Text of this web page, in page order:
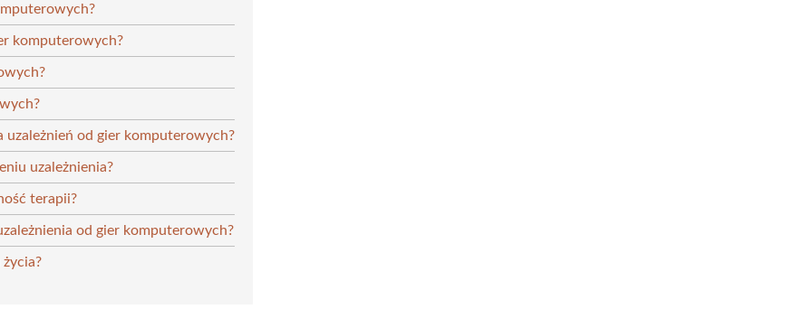
komputerowych?
uzależnień od gier komputerowych?
uzależnienia?
terapii?
od gier komputerowych?